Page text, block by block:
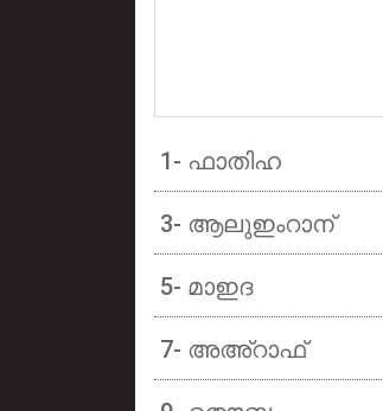
1- ഫാതിഹ
3- ആലുഇംറാന്
5- മാഇദ
7- അഅ്റാഫ്